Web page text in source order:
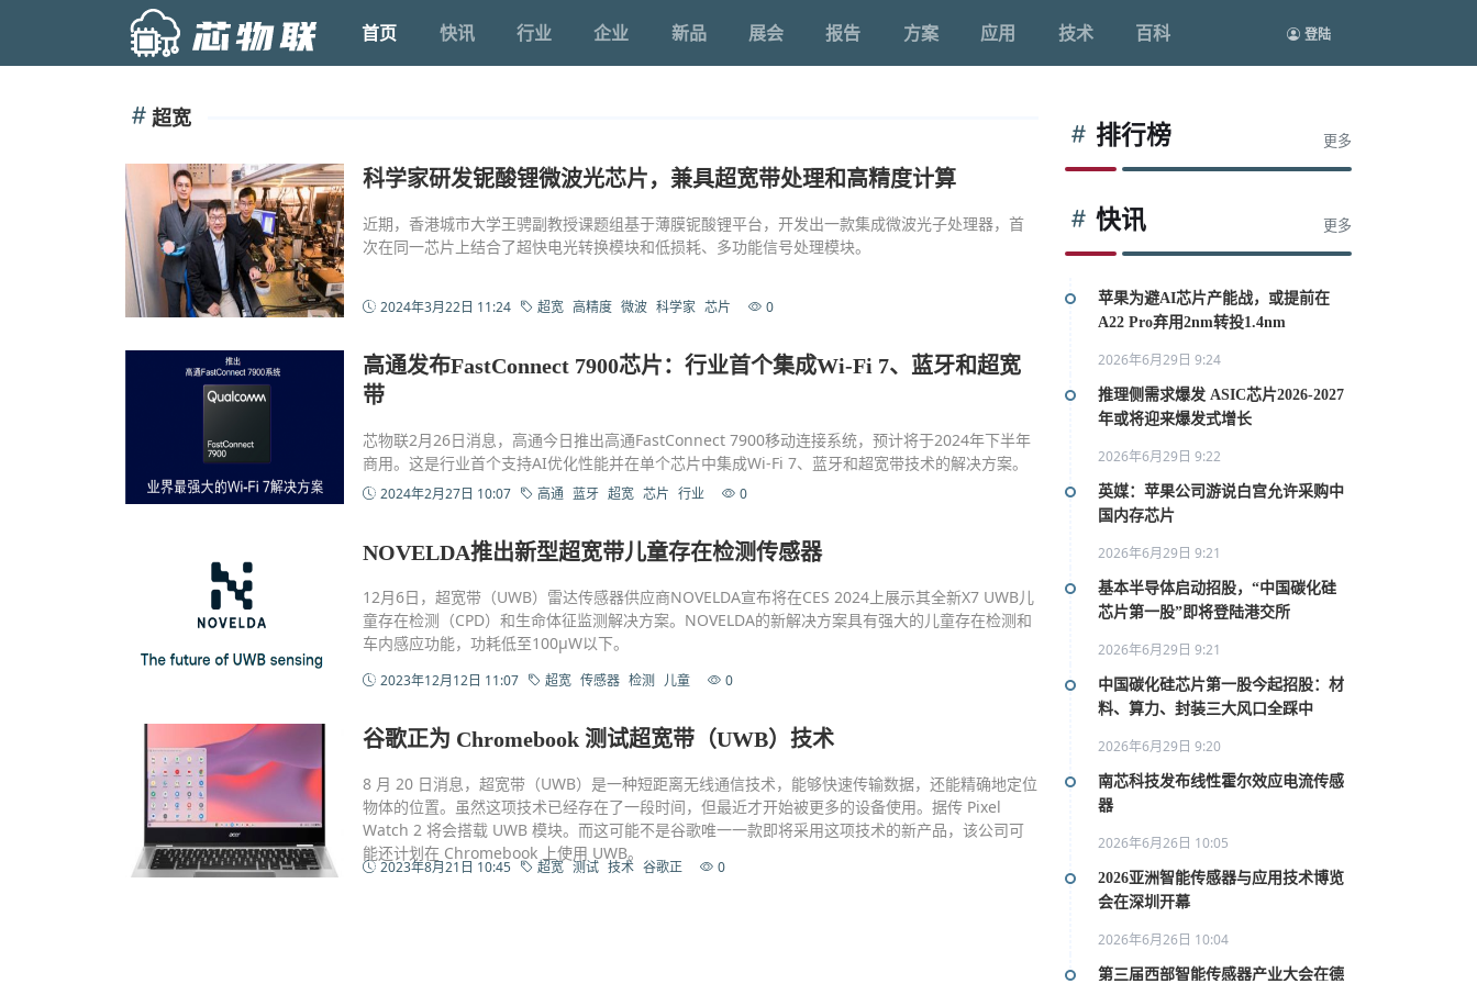
首页 快讯 行业 企业 新品 展会 报告 方案 应用 技术 百科 登陆
超宽
科学家研发铌酸锂微波光芯片，兼具超宽带处理和高精度计算
近期，香港城市大学王骋副教授课题组基于薄膜铌酸锂平台，开发出一款集成微波光子处理器，首
次在同一芯片上结合了超快电光转换模块和低损耗、多功能信号处理模块。
2024年3月22日 11:24 超宽 高精度 微波 科学家 芯片 0
高通发布FastConnect 7900芯片：行业首个集成Wi-Fi 7、蓝牙和超宽
带
芯物联2月26日消息，高通今日推出高通FastConnect 7900移动连接系统，预计将于2024年下半年
商用。这是行业首个支持AI优化性能并在单个芯片中集成Wi-Fi 7、蓝牙和超宽带技术的解决方案。
2024年2月27日 10:07 高通 蓝牙 超宽 芯片 行业 0
NOVELDA推出新型超宽带儿童存在检测传感器
12月6日，超宽带（UWB）雷达传感器供应商NOVELDA宣布将在CES 2024上展示其全新X7 UWB儿
童存在检测（CPD）和生命体征监测解决方案。NOVELDA的新解决方案具有强大的儿童存在检测和
车内感应功能，功耗低至100μW以下。
2023年12月12日 11:07 超宽 传感器 检测 儿童 0
谷歌正为 Chromebook 测试超宽带（UWB）技术
8 月 20 日消息，超宽带（UWB）是一种短距离无线通信技术，能够快速传输数据，还能精确地定位
物体的位置。虽然这项技术已经存在了一段时间，但最近才开始被更多的设备使用。据传 Pixel
Watch 2 将会搭载 UWB 模块。而这可能不是谷歌唯一一款即将采用这项技术的新产品，该公司可
能还计划在 Chromebook 上使用 UWB。
2023年8月21日 10:45 超宽 测试 技术 谷歌正 0
排行榜 更多
快讯 更多
苹果为避AI芯片产能战，或提前在
A22 Pro弃用2nm转投1.4nm
2026年6月29日 9:24
推理侧需求爆发 ASIC芯片2026-2027
年或将迎来爆发式增长
2026年6月29日 9:22
英媒：苹果公司游说白宫允许采购中
国内存芯片
2026年6月29日 9:21
基本半导体启动招股，“中国碳化硅
芯片第一股”即将登陆港交所
2026年6月29日 9:21
中国碳化硅芯片第一股今起招股：材
料、算力、封装三大风口全踩中
2026年6月29日 9:20
南芯科技发布线性霍尔效应电流传感
器
2026年6月26日 10:05
2026亚洲智能传感器与应用技术博览
会在深圳开幕
2026年6月26日 10:04
第三届西部智能传感器产业大会在德